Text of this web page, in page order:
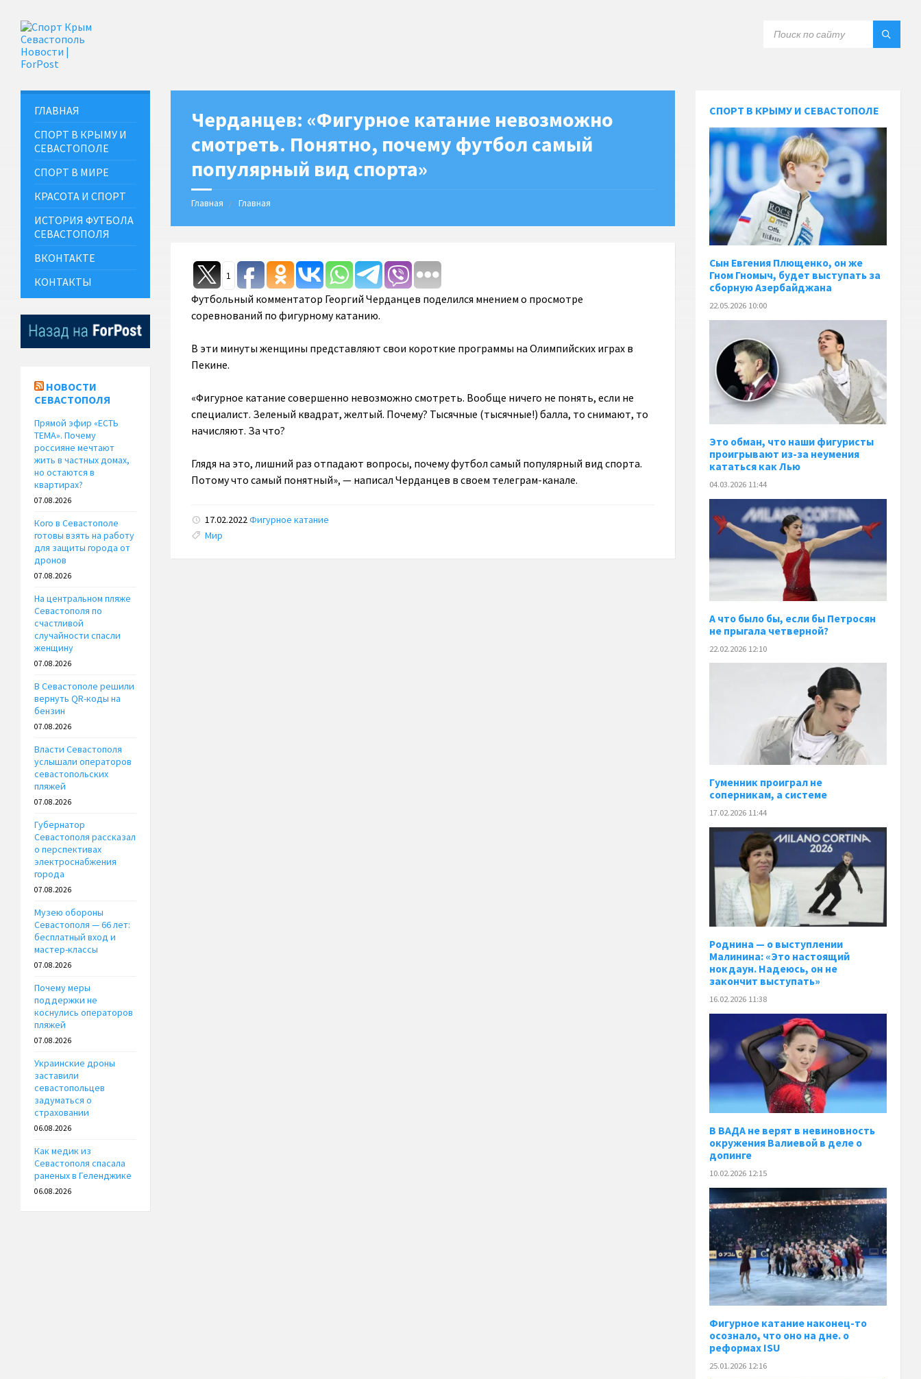
Черданцев: «Фигурное катание невозможно
смотреть. Понятно, почему футбол самый
популярный вид спорта»
Главная Главная
1
Футбольный комментатор Георгий Черданцев поделился мнением о просмотре
соревнований по фигурному катанию.
В эти минуты женщины представляют свои короткие программы на Олимпийских играх в
Пекине.
«Фигурное катание совершенно невозможно смотреть. Вообще ничего не понять, если не
специалист. Зеленый квадрат, желтый. Почему? Тысячные (тысячные!) балла, то снимают, то
начисляют. За что?
Глядя на это, лишний раз отпадают вопросы, почему футбол самый популярный вид спорта.
Потому что самый понятный», — написал Черданцев в своем телеграм-канале.
17.02.2022Фигурное катание
Tags:
Мир
ГЛАВНАЯ
СПОРТ В КРЫМУ И
СЕВАСТОПОЛЕ
СПОРТ В МИРЕ
КРАСОТА И СПОРТ
ИСТОРИЯ ФУТБОЛА
СЕВАСТОПОЛЯ
ВКОНТАКТЕ
КОНТАКТЫ
НОВОСТИ
СЕВАСТОПОЛЯ
Прямой эфир «ЕСТЬ
ТЕМА». Почему
россияне мечтают
жить в частных домах,
но остаются в
квартирах?
07.08.2026
Кого в Севастополе
готовы взять на работу
для защиты города от
дронов
07.08.2026
На центральном пляже
Севастополя по
счастливой
случайности спасли
женщину
07.08.2026
В Севастополе решили
вернуть QR-коды на
бензин
07.08.2026
Власти Севастополя
услышали операторов
севастопольских
пляжей
07.08.2026
Губернатор
Севастополя рассказал
о перспективах
электроснабжения
города
07.08.2026
Музею обороны
Севастополя — 66 лет:
бесплатный вход и
мастер-классы
07.08.2026
Почему меры
поддержки не
коснулись операторов
пляжей
07.08.2026
Украинские дроны
заставили
севастопольцев
задуматься о
страховании
06.08.2026
Как медик из
Севастополя спасала
раненых в Геленджике
06.08.2026
СПОРТ В КРЫМУ И СЕВАСТОПОЛЕ
Сын Евгения Плющенко, он же
Гном Гномыч, будет выступать за
сборную Азербайджана
22.05.2026 10:00
Это обман, что наши фигуристы
проигрывают из-за неумения
кататься как Лью
04.03.2026 11:44
А что было бы, если бы Петросян
не прыгала четверной?
22.02.2026 12:10
Гуменник проиграл не
соперникам, а системе
17.02.2026 11:44
Роднина — о выступлении
Малинина: «Это настоящий
нокдаун. Надеюсь, он не
закончит выступать»
16.02.2026 11:38
В ВАДА не верят в невиновность
окружения Валиевой в деле о
допинге
10.02.2026 12:15
Фигурное катание наконец-то
осознало, что оно на дне. о
реформах ISU
25.01.2026 12:16